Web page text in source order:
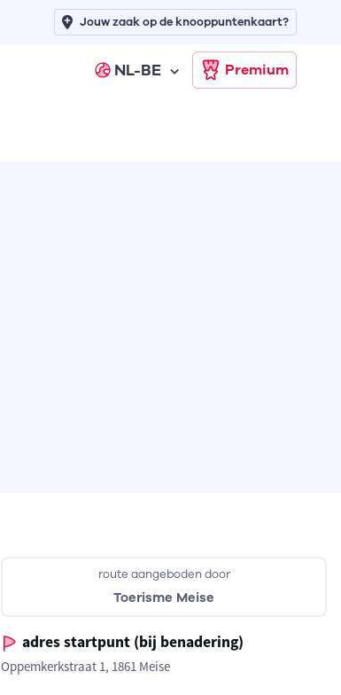
NL-BE Premium
Jouw zaak op de knooppuntenkaart?
route aangeboden door
Toerisme Meise
adres startpunt (bij benadering)
Oppemkerkstraat 1, 1861 Meise